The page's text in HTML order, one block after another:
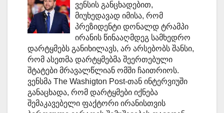
ვენსის განცხადებით,
მიუხედავად იმისა, რომ
პრეზიდენტი დონალდ ტრამპი
ირანის წინააღმდეგ სამხედრო
დარტყმებს განიხილავს, არ არსებობს შანსი,
რომ ასეთმა დარტყმებმა შეერთებული
შტატები მრავალწლიან ომში ჩაითრიოს.
ვენსმა The Washigton Post-თან ინტერვიუში
განაცხადა, რომ დარტყმები იქნება
შემაკავებელი ფაქტორი ირანისთვის